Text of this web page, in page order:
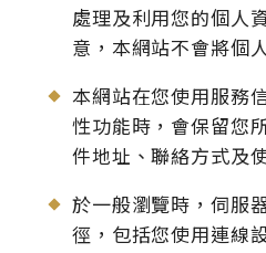
處理及利用您的個人
意，本網站不會將個
本網站在您使用服務
性功能時，會保留您
件地址、聯絡方式及
於一般瀏覽時，伺服
徑，包括您使用連線